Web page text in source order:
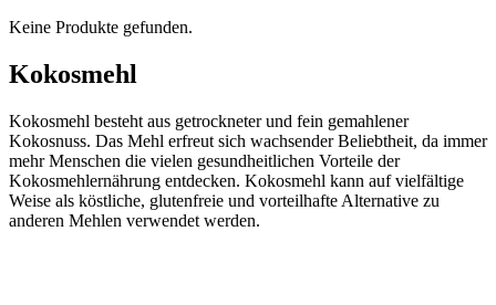
Keine Produkte gefunden.
Kokosmehl
Kokosmehl besteht aus getrockneter und fein gemahlener
Kokosnuss. Das Mehl erfreut sich wachsender Beliebtheit, da immer
mehr Menschen die vielen gesundheitlichen Vorteile der
Kokosmehlernährung entdecken. Kokosmehl kann auf vielfältige
Weise als köstliche, glutenfreie und vorteilhafte Alternative zu
anderen Mehlen verwendet werden.